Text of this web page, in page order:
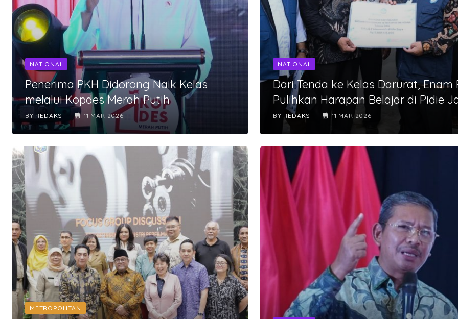
NATIONAL
Penerima PKH Didorong Naik Kelas
melalui Kopdes Merah Putih
BY REDAKSI 11 MAR 2026
NATIONAL
Dari Tenda ke Kelas Darurat, Enam
Pulihkan Harapan Belajar di Pidie
BY REDAKSI 11 MAR 2026
METROPOLITAN